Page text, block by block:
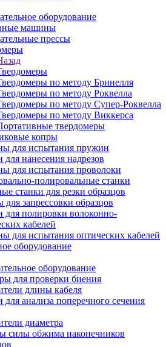
оборудование
машины
прессы
по методу Бринелля
по методу Роквелла
по методу Супер-Роквелла
по методу Виккерса
твердомеры
копры
для испытания пружин
для нанесения надрезов
для испытания проволоки
полировальные станки
станки для резки образцов
для запрессовки образцов
для полировки волоконно-
кабелей
для испытания оптических кабелей
оборудование
оборудование
для проверки биения
длины кабеля
для анализа поперечного сечения
диаметра
силы обжима наконечников